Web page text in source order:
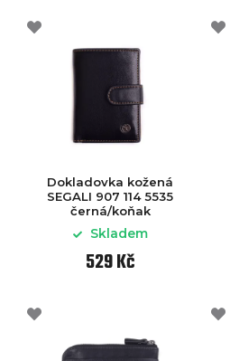
Dokladovka kožená
SEGALI 907 114 5535
černá/koňak
Skladem
529 Kč